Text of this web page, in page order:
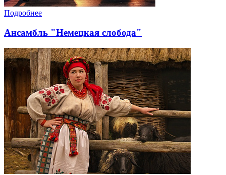
Подробнее
Ансамбль "Немецкая слобода"